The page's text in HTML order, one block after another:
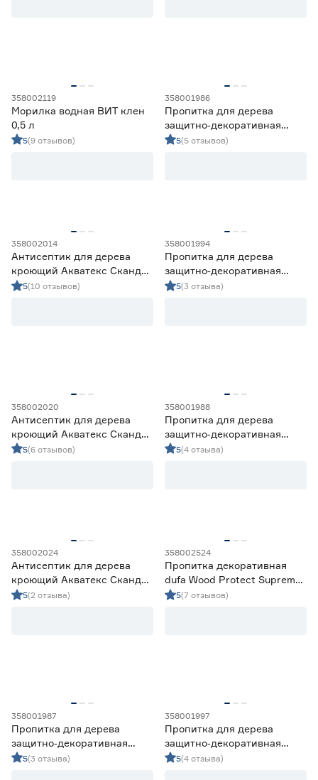
Вода, до 10%
Не разбавлять
Уайт-спирит
Уайт-спирит, до 15%
358002119
Морилка водная ВИТ клен
0,5 л
5(9 отзывов)
358001986
Пропитка для дерева
защитно‑декоративная
акриловая Lakur белая 2 л
5(5 отзывов)
358002014
Антисептик для дерева
кроющий Акватекс Сканди
айсберг 0,75 л
5(10 отзывов)
358001994
Пропитка для дерева
защитно‑декоративная
акриловая Lakur махагон 2
5(3 отзыва)
358002020
Антисептик для дерева
кроющий Акватекс Сканди
фьорд 0,75 л
5(6 отзывов)
358001988
Пропитка для дерева
защитно‑декоративная
акриловая Lakur
5(4 отзыва)
358002024
Антисептик для дерева
кроющий Акватекс Сканди
имбирь 2,5 л
5(2 отзыва)
358002524
Пропитка декоративная
dufa Wood Protect Supreme
палисандр 9 л
5(7 отзывов)
358001987
Пропитка для дерева
защитно‑декоративная
акриловая Lakur белая 9 л
5(3 отзыва)
358001997
Пропитка для дерева
защитно‑декоративная
акриловая Lakur орех 2 л
5(4 отзыва)